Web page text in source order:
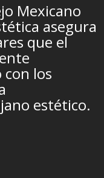
Mexicano
asegura
que el
con los
estético.